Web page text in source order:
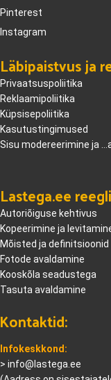
Pinterest
Instagram
Läbipaistvus ja
Privaatsuspoliitika
Reklaamipoliitika
Küpsisepoliitika
Kasutustingimused
Sisu modereerimine ja
Lastega.ee
Autoriõiguse kehtivus
Kopeerimine ja
Mõisted ja definitsioonid
Fotode avaldamine
Kooskõla seadustega
Tasuta avaldamine
Kontaktid:
Infokeskkond:
> info@lastega.ee